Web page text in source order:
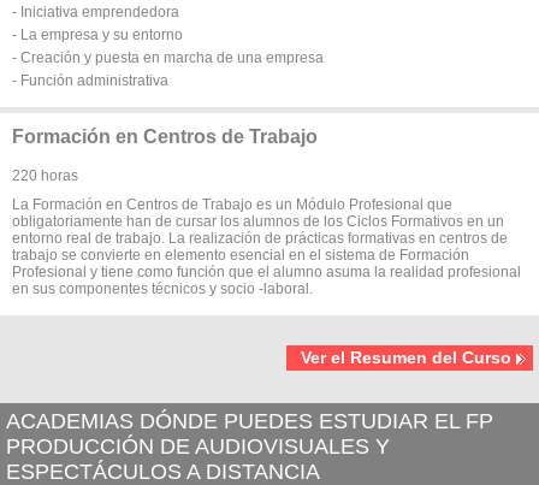
- Iniciativa emprendedora
- La empresa y su entorno
- Creación y puesta en marcha de una empresa
- Función administrativa
Formación en Centros de Trabajo
220 horas
La Formación en Centros de Trabajo es un Módulo Profesional que
obligatoriamente han de cursar los alumnos de los Ciclos Formativos en un
entorno real de trabajo. La realización de prácticas formativas en centros de
trabajo se convierte en elemento esencial en el sistema de Formación
Profesional y tiene como función que el alumno asuma la realidad profesional
en sus componentes técnicos y socio -laboral.
Ver el Resumen del Curso
ACADEMIAS DÓNDE PUEDES ESTUDIAR EL FP
PRODUCCIÓN DE AUDIOVISUALES Y
ESPECTÁCULOS A DISTANCIA